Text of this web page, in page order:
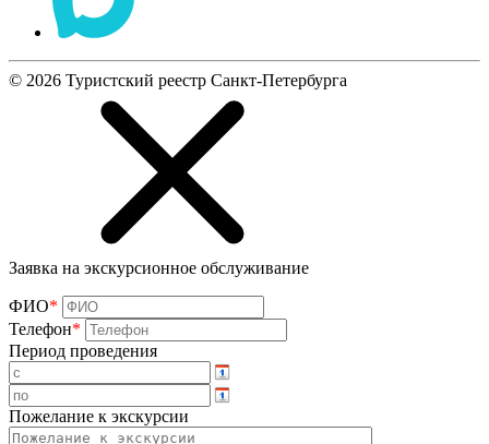
© 2026 Туристский реестр Санкт-Петербурга
Заявка на экскурсионное обслуживание
ФИО*
Телефон*
Период проведения
Пожелание к экскурсии